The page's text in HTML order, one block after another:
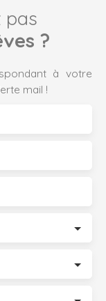
pas
?
à votre
mail !